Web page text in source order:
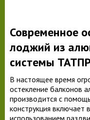
Современное
лоджий из
системы
В настоящее время
остекление балконов
производится с
конструкция включает